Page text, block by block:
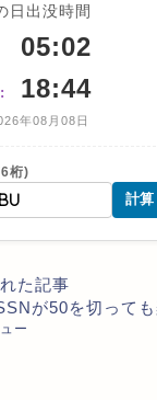
日出没時間
05:02
18:44
年08月08日
桁)
計算
た記事
が50を切って
ー